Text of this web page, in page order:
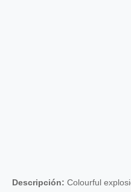
Descripción: Colourful